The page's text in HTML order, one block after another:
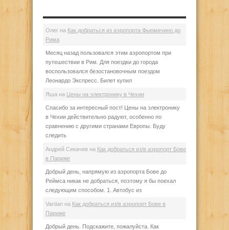
Олег на Как добраться из аэропорта Фьюмичино до
Рима
Месяц назад пользовался этим аэропортом при
путешествии в Рим. Для поездки до города
воспользовался безостановочным поездом
Леонардо Экспресс. Билет купил
Яша на Цены на электронику в Чехии
Спасибо за интересный пост! Цены на электронику
в Чехии действительно радуют, особенно по
сравнению с другими странами Европы. Буду
следить
Андрей Секачев на Как добраться из/в аэропорт Бове
в Париже
Добрый день, напрямую из аэропорта Бове до
Реймса никак не добраться, поэтому я бы поехал
следующим способом. 1. Автобус из
Vardan на Как добраться из/в аэропорт Бове в
Париже
Добрый день. Подскажите, пожалуйста. Как